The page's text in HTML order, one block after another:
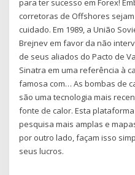
para ter sucesso em Forex!
corretoras de Offshores
cuidado. Em 1989, a União
Brejnev em favor da não
de seus aliados do Pacto de
Sinatra em uma referência à
famosa com… As bombas de
são uma tecnologia mais
fonte de calor. Esta
pesquisa mais amplas e
por outro lado, façam isso
seus lucros.